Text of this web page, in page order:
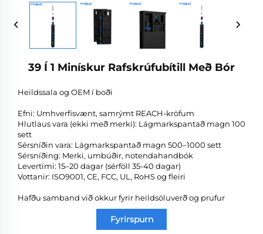
39 Í 1 Minískur Rafskrúfubítill Með Bór
Heildssala og OEM í boði
Efni: Umhverfisvænt, samrýmt REACH-kröfum
Hlutlaus vara (ekki með merki): Lágmarkspantað magn 100
sett
Sérsníðin vara: Lágmarkspantað magn 500–1000 sett
Sérsníðing: Merki, umbúðir, notendahandbók
Levertími: 15–20 dagar (sérföll 35-40 dagar)
Vottanir: ISO9001, CE, FCC, UL, RoHS og fleiri
Hafðu samband við okkur fyrir heildsöluverð og prufur
Fyrirspurn